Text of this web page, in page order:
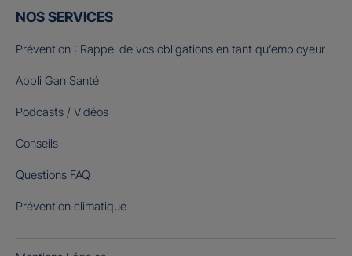
NOS SERVICES
Prévention : Rappel de vos obligations en tant qu’employeur
Appli Gan Santé
Podcasts / Vidéos
Conseils
Questions FAQ
Prévention climatique